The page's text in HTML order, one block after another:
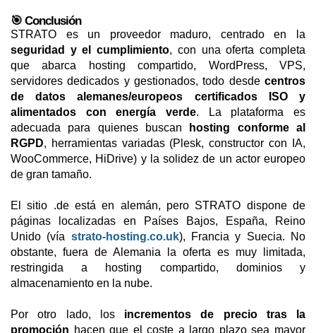
🎯 Conclusión
STRATO es un proveedor maduro, centrado en la
seguridad y el cumplimiento, con una oferta completa
que abarca hosting compartido, WordPress, VPS,
servidores dedicados y gestionados, todo desde centros
de datos alemanes/europeos certificados ISO y
alimentados con energía verde. La plataforma es
adecuada para quienes buscan
hosting conforme al
RGPD, herramientas variadas (Plesk, constructor con IA,
WooCommerce, HiDrive) y la solidez de un actor europeo
de gran tamaño.
El sitio .de está en alemán, pero STRATO dispone de
páginas localizadas en Países Bajos, España, Reino
Unido (vía strato-hosting.co.uk), Francia y Suecia. No
obstante, fuera de Alemania la oferta es muy limitada,
restringida a hosting compartido, dominios y
almacenamiento en la nube.
Por otro lado, los incrementos de precio tras la
promoción hacen que el coste a largo plazo sea mayor